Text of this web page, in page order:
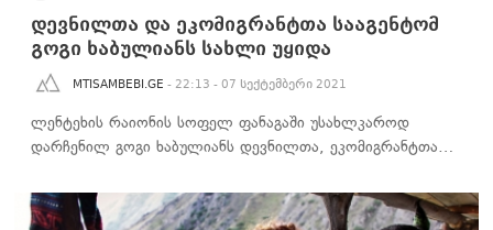
დევნილთა და ეკომიგრანტთა სააგენტომ
გოგი ხაბულიანს სახლი უყიდა
MTISAMBEBI.GE - 22:13 - 07 სექტემბერი 2021
ლენტეხის რაიონის სოფელ ფანაგაში უსახლკაროდ
დარჩენილ გოგი ხაბულიანს დევნილთა, ეკომიგრანტთა…